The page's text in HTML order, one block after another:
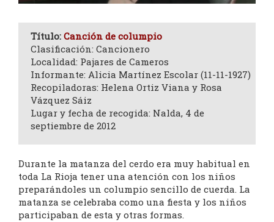
Título: Canción de columpio
Clasificación: Cancionero
Localidad: Pajares de Cameros
Informante: Alicia Martínez Escolar (11-11-1927)
Recopiladoras: Helena Ortiz Viana y Rosa
Vázquez Sáiz
Lugar y fecha de recogida: Nalda, 4 de
septiembre de 2012
Durante la matanza del cerdo era muy habitual en
toda La Rioja tener una atención con los niños
preparándoles un columpio sencillo de cuerda. La
matanza se celebraba como una fiesta y los niños
participaban de esta y otras formas.